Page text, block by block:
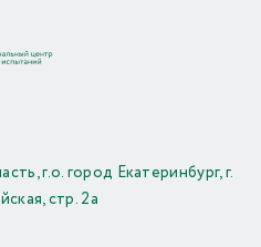
г.о. город Екатеринбург, г.
стр. 2а